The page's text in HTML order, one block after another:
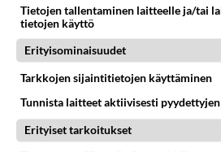
05.08.2026 07:23
Kotimaiset
Mitä töitä kaivattusi on tehnyt?
😅
05.08.2026 13:25
Tietojen tallentaminen laitteelle ja/tai
tietojen käyttö
Erityisominaisuudet
Tarkkojen sijaintitietojen käyttäminen
Tunnista laitteet aktiivisesti
Erityiset tarkoitukset